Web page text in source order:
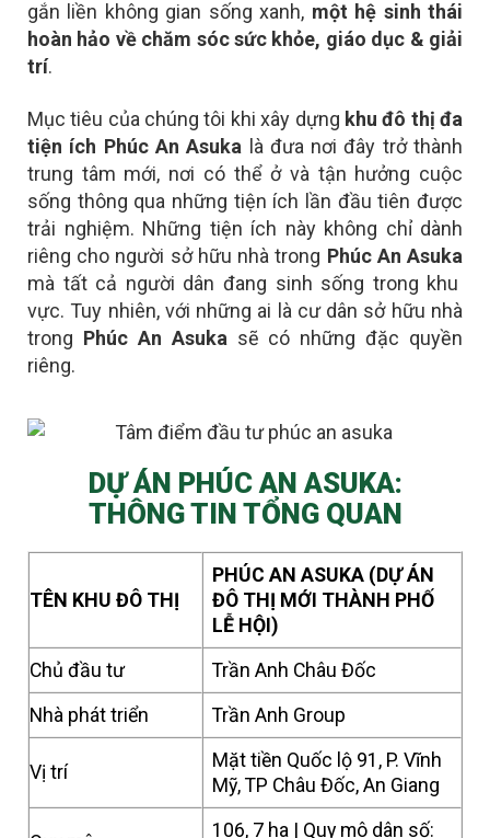
gắn liền không gian sống xanh, một hệ sinh thái
hoàn hảo về chăm sóc sức khỏe, giáo dục & giải
trí.
Mục tiêu của chúng tôi khi xây dựng khu đô thị đa
tiện ích Phúc An Asuka là đưa nơi đây trở thành
trung tâm mới, nơi có thể ở và tận hưởng cuộc
sống thông qua những tiện ích lần đầu tiên được
trải nghiệm. Những tiện ích này không chỉ dành
riêng cho người sở hữu nhà trong Phúc An Asuka
mà tất cả người dân đang sinh sống trong khu
vực. Tuy nhiên, với những ai là cư dân sở hữu nhà
trong Phúc An Asukasẽ có những đặc quyền
riêng.
DỰ ÁN PHÚC AN ASUKA:
THÔNG TIN TỔNG QUAN
TÊN KHU ĐÔ THỊ
PHÚC AN ASUKA (DỰ ÁN
ĐÔ THỊ MỚI THÀNH PHỐ
LỄ HỘI)
Chủ đầu tư
Trần Anh Châu Đốc
Nhà phát triển
Trần Anh Group
Vị trí
Mặt tiền Quốc lộ 91, P. Vĩnh
Mỹ, TP Châu Đốc, An Giang
106, 7 ha | Quy mô dân số: